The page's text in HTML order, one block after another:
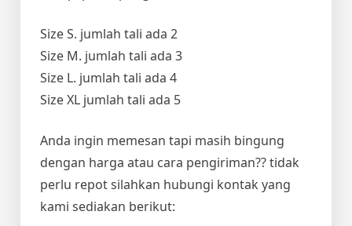
Size S. jumlah tali ada 2
Size M. jumlah tali ada 3
Size L. jumlah tali ada 4
Size XL jumlah tali ada 5
Anda ingin memesan tapi masih bingung
dengan harga atau cara pengiriman?? tidak
perlu repot silahkan hubungi kontak yang
kami sediakan berikut: